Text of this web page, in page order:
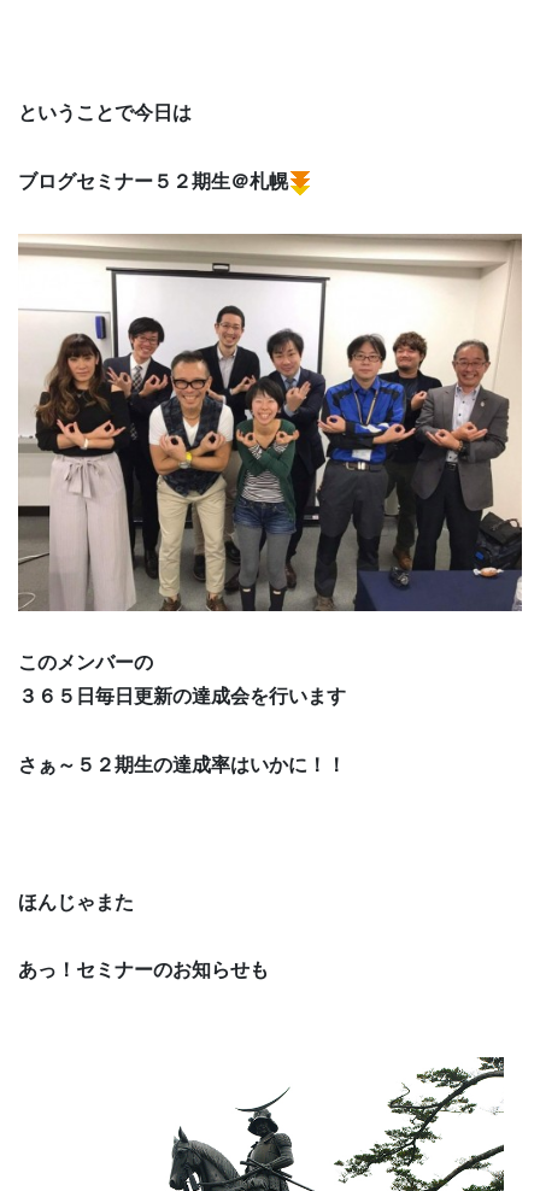
ということで今日は
ブログセミナー５２期生＠札幌
このメンバーの
３６５日毎日更新の達成会を行います
さぁ～５２期生の達成率はいかに！！
ほんじゃまた
あっ！セミナーのお知らせも